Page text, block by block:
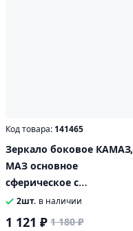
Код товара: 141465
Зеркало боковое КАМАЗ,
МАЗ основное
сферическое с
подогревом 24V
435х220мм AT
2шт. в наличии
1 121 ₽ 1 180 ₽